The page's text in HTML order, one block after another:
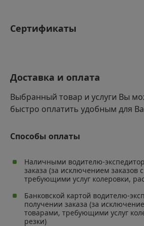
Влагостойкость: Подходит для
регионах с высокой влажностью.
Экологичность: Безопасен для
Сертификаты
Доставка и оплата
Выбранный товар и услуги Вы
быстро оплатить удобным для
Способы оплаты
Наличными водителю-
заказа (за исключением заказов
требующими услуг колеровки,
Банковской картой водителю-
получении заказа (за
товарами, требующими услуг
резки)